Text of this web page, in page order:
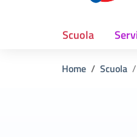
Scuola
Home Scuola